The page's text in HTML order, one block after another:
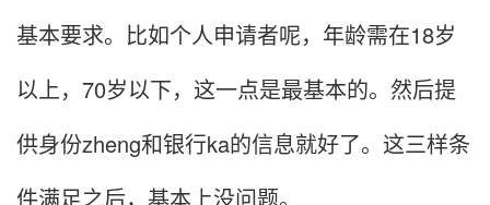
基本要求。比如个人申请者呢，年龄需在18岁
以上，70岁以下，这一点是最基本的。然后提
供身份zheng和银行ka的信息就好了。这三样条
件满足之后，基本上没问题。